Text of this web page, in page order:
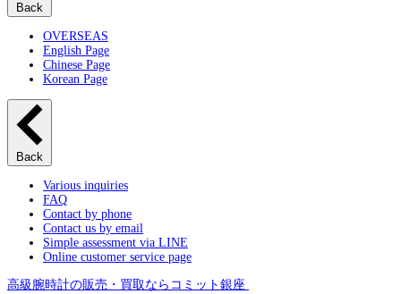
Back
OVERSEAS
English Page
Chinese Page
Korean Page
Back
Various inquiries
FAQ
Contact by phone
Contact us by email
Simple assessment via LINE
Online customer service page
高級腕時計の販売・買取ならコミット銀座